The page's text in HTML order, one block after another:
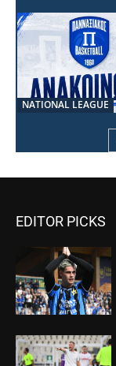
NATIONAL LEAGUE
EDITOR PICKS